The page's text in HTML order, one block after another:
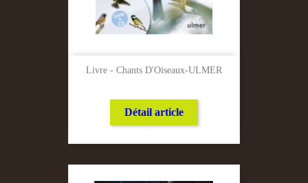
Livre - Chants D'Oiseaux-ULMER
Détail article